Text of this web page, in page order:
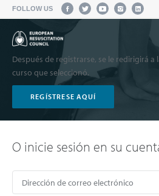
FOLLOW US
Después de registrarse, se le redirigirá
curso que seleccionó.
REGÍSTRESE AQUÍ
O inicie sesión en su